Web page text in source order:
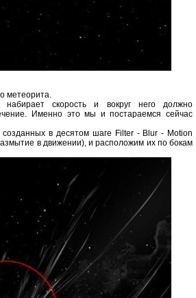
метеорита.
скорость и вокруг него должно
Именно это мы и постараемся сейчас
созданных в десятом шаге Filter - Blur - Motion
в движении), и расположим их по бокам